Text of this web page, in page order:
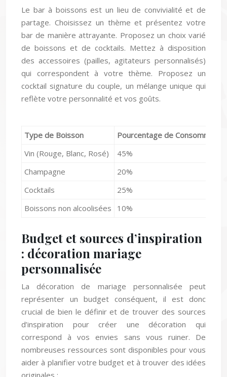
Le bar à boissons est un lieu de convivialité et de
partage. Choisissez un thème et présentez votre
bar de manière attrayante. Proposez un choix varié
de boissons et de cocktails. Mettez à disposition
des accessoires (pailles, agitateurs personnalisés)
qui correspondent à votre thème. Proposez un
cocktail signature du couple, un mélange unique qui
reflète votre personnalité et vos goûts.
Type de Boisson
Pourcentage de
Vin (Rouge, Blanc, Rosé)
45%
Champagne
20%
Cocktails
25%
Boissons non alcoolisées
10%
Budget et sources d’inspiration
: décoration mariage
personnalisée
La décoration de mariage personnalisée peut
représenter un budget conséquent, il est donc
crucial de bien le définir et de trouver des sources
d’inspiration pour créer une décoration qui
correspond à vos envies sans vous ruiner. De
nombreuses ressources sont disponibles pour vous
aider à planifier votre budget et à trouver des idées
originales :